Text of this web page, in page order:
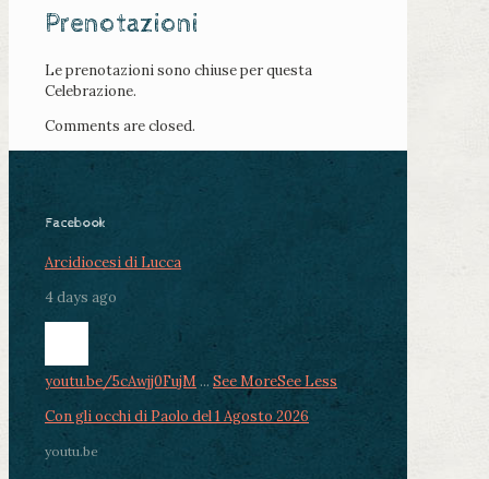
Prenotazioni
Le prenotazioni sono chiuse per questa
Celebrazione.
Comments are closed.
Facebook
Arcidiocesi di Lucca
4 days ago
youtu.be/5cAwjj0FujM ... See MoreSee Less
Con gli occhi di Paolo del 1 Agosto 2026
youtu.be